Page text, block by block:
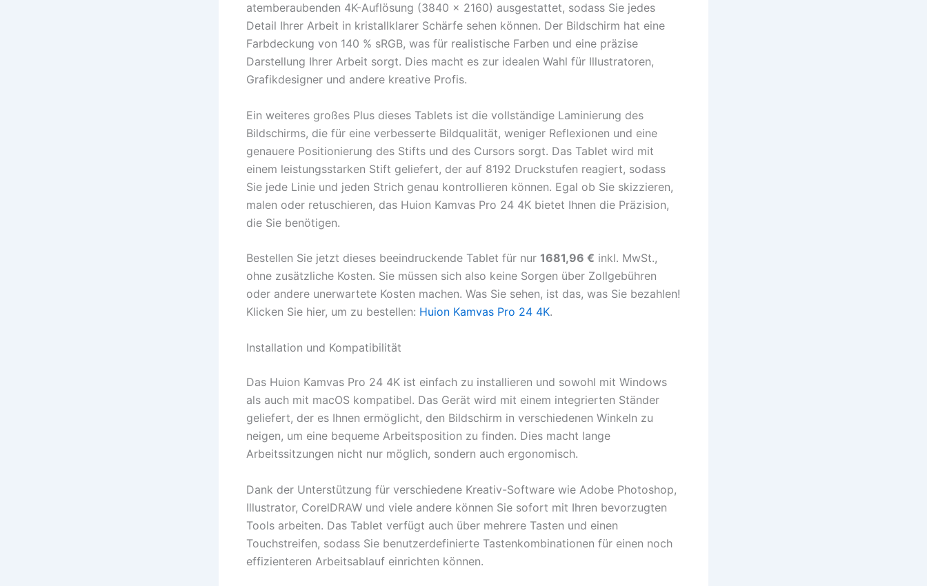
atemberaubenden 4K-Auflösung (3840 x 2160) ausgestattet, sodass Sie jedes
Detail Ihrer Arbeit in kristallklarer Schärfe sehen können. Der Bildschirm hat eine
Farbdeckung von 140 % sRGB, was für realistische Farben und eine präzise
Darstellung Ihrer Arbeit sorgt. Dies macht es zur idealen Wahl für Illustratoren,
Grafikdesigner und andere kreative Profis.
Ein weiteres großes Plus dieses Tablets ist die vollständige Laminierung des
Bildschirms, die für eine verbesserte Bildqualität, weniger Reflexionen und eine
genauere Positionierung des Stifts und des Cursors sorgt. Das Tablet wird mit
einem leistungsstarken Stift geliefert, der auf 8192 Druckstufen reagiert, sodass
Sie jede Linie und jeden Strich genau kontrollieren können. Egal ob Sie skizzieren,
malen oder retuschieren, das Huion Kamvas Pro 24 4K bietet Ihnen die Präzision,
die Sie benötigen.
Bestellen Sie jetzt dieses beeindruckende Tablet für nur 1681,96 € inkl. MwSt.,
ohne zusätzliche Kosten. Sie müssen sich also keine Sorgen über Zollgebühren
oder andere unerwartete Kosten machen. Was Sie sehen, ist das, was Sie bezahlen!
Klicken Sie hier, um zu bestellen: Huion Kamvas Pro 24 4K.
Installation und Kompatibilität
Das Huion Kamvas Pro 24 4K ist einfach zu installieren und sowohl mit Windows
als auch mit macOS kompatibel. Das Gerät wird mit einem integrierten Ständer
geliefert, der es Ihnen ermöglicht, den Bildschirm in verschiedenen Winkeln zu
neigen, um eine bequeme Arbeitsposition zu finden. Dies macht lange
Arbeitssitzungen nicht nur möglich, sondern auch ergonomisch.
Dank der Unterstützung für verschiedene Kreativ-Software wie Adobe Photoshop,
Illustrator, CorelDRAW und viele andere können Sie sofort mit Ihren bevorzugten
Tools arbeiten. Das Tablet verfügt auch über mehrere Tasten und einen
Touchstreifen, sodass Sie benutzerdefinierte Tastenkombinationen für einen noch
effizienteren Arbeitsablauf einrichten können.